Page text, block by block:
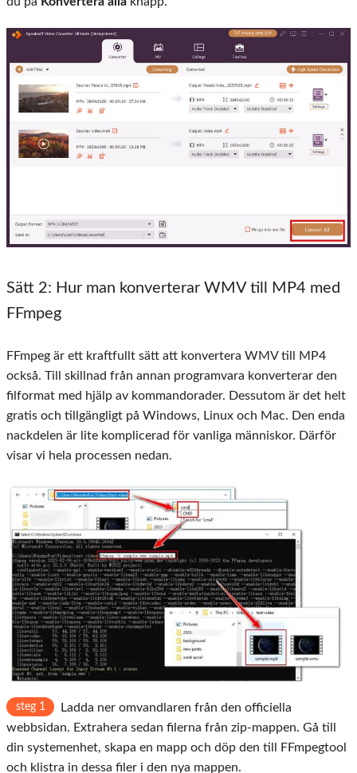
Sätt 2: Hur man konverterar WMV till MP4 med
FFmpeg
FFmpeg är ett kraftfullt sätt att konvertera WMV till MP4
också. Till skillnad från annan programvara konverterar den
filformat med hjälp av kommandorader. Dessutom är det helt
gratis och tillgängligt på Windows, Linux och Mac. Den enda
nackdelen är lite komplicerad för vanliga människor. Därför
visar vi hela processen nedan.
steg 1
Ladda ner omvandlaren från den officiella
webbsidan. Extrahera sedan filerna från zip-mappen. Gå till
din systemenhet, skapa en mapp och döp den till FFmpegtool
och klistra in dessa filer i den nya mappen.